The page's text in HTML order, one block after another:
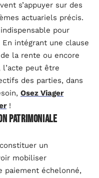
s’appuyer sur des
actuariels précis.
pour
intégrant une clause
la rente ou encore
l’acte peut être
des parties, dans
Osez Viager
!
patrimoniale
un
mobiliser
paiement échelonné,